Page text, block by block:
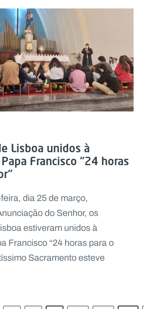
Lisboa unidos à
Francisco “24 horas
dia 25 de março,
do Senhor, os
estiveram unidos à
Francisco “24 horas para o
Sacramento esteve